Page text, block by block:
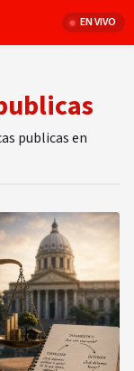
EN VIVO
publicas en